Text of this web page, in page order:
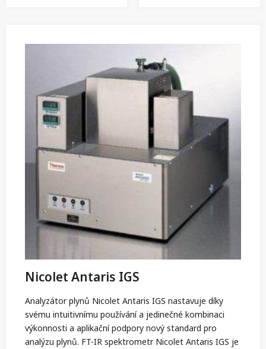
Nicolet Antaris IGS
Analyzátor plynů Nicolet Antaris IGS nastavuje díky
svému intuitivnímu používání a jedinečné kombinaci
výkonnosti a aplikační podpory nový standard pro
analýzu plynů. FT-IR spektrometr Nicolet Antaris IGS je